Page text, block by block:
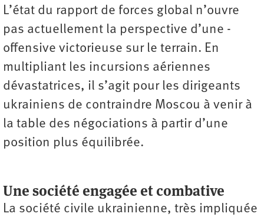
L’état du rapport de forces global n’ouvre
pas actuellement la perspective d’une ­
offensive victorieuse sur le terrain. En
multipliant les incursions aériennes
dévastatrices, il s’agit pour les dirigeants
ukrainiens de contraindre Moscou à venir à
la table des négociations à partir d’une
position plus équilibrée.
Une société engagée et combative
La société civile ukrainienne, très impliquée